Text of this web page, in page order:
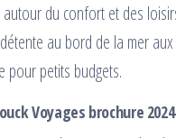
du confort et des
au bord de la mer aux
pour petits budgets.
Voyages brochure 2024